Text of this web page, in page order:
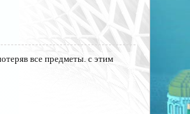
все предметы. с этим